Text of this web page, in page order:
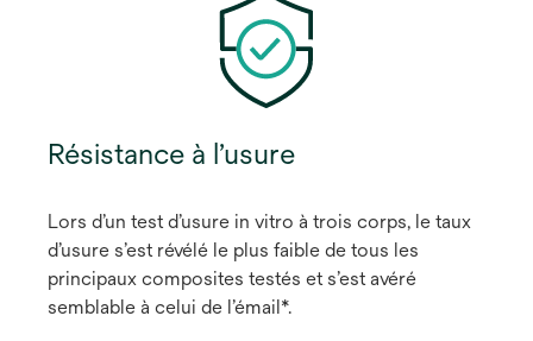
Résistance à l’usure
Lors d’un test d’usure in vitro à trois corps, le taux
d’usure s’est révélé le plus faible de tous les
principaux composites testés et s’est avéré
semblable à celui de l’émail*.